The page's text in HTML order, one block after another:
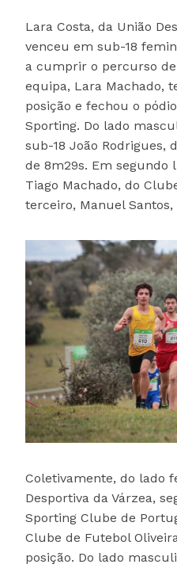
Lara Costa, da União
venceu em sub-18
a cumprir o percurso
equipa, Lara Machado,
posição e fechou o
Sporting. Do lado
sub-18 João Rodrigues,
de 8m29s. Em segundo
Tiago Machado, do
terceiro, Manuel Santos,
Coletivamente, do lado
Desportiva da Várzea,
Sporting Clube de
Clube de Futebol
posição. Do lado